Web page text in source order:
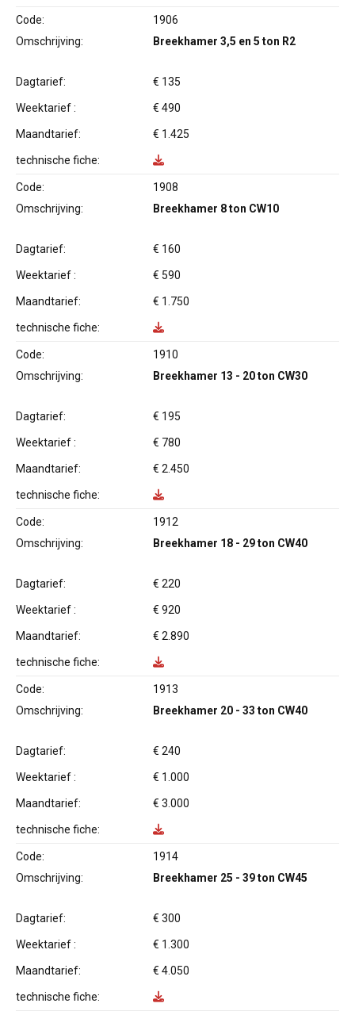
Code:
1906
Omschrijving:
Breekhamer 3,5 en 5 ton R2
Dagtarief: € 135
Weektarief : € 490
Maandtarief: € 1.425
technische fiche:
Code:
1908
Omschrijving:
Breekhamer 8 ton CW10
Dagtarief: € 160
Weektarief : € 590
Maandtarief: € 1.750
technische fiche:
Code:
1910
Omschrijving:
Breekhamer 13 - 20 ton CW30
Dagtarief: € 195
Weektarief : € 780
Maandtarief: € 2.450
technische fiche:
Code:
1912
Omschrijving:
Breekhamer 18 - 29 ton CW40
Dagtarief: € 220
Weektarief : € 920
Maandtarief: € 2.890
technische fiche:
Code:
1913
Omschrijving:
Breekhamer 20 - 33 ton CW40
Dagtarief: € 240
Weektarief : € 1.000
Maandtarief: € 3.000
technische fiche:
Code:
1914
Omschrijving:
Breekhamer 25 - 39 ton CW45
Dagtarief: € 300
Weektarief : € 1.300
Maandtarief: € 4.050
technische fiche: